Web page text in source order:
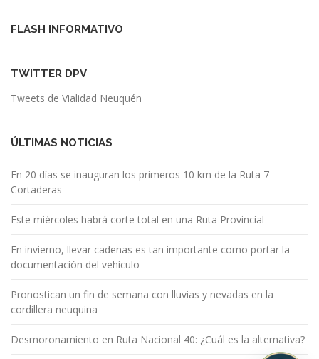
FLASH INFORMATIVO
TWITTER DPV
Tweets de Vialidad Neuquén
ÚLTIMAS NOTICIAS
En 20 días se inauguran los primeros 10 km de la Ruta 7 –
Cortaderas
Este miércoles habrá corte total en una Ruta Provincial
En invierno, llevar cadenas es tan importante como portar la
documentación del vehículo
Pronostican un fin de semana con lluvias y nevadas en la
cordillera neuquina
Desmoronamiento en Ruta Nacional 40: ¿Cuál es la alternativa?